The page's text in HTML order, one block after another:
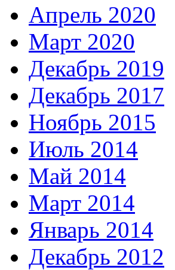
Апрель 2020
Март 2020
Декабрь 2019
Декабрь 2017
Ноябрь 2015
Июль 2014
Май 2014
Март 2014
Январь 2014
Декабрь 2012